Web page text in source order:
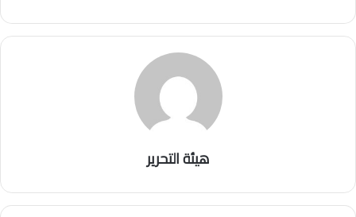
التراث الثقافي وإعادة الكنوز المسروقة إلى موطنها”.
وأشار الخير الله الى أنه “التقى رئيس متحف
المتروبوليتان ماكس هولين، وبحث معه تأسيس شراكة
استراتيجية بين المتحف الوطني العراقي والمتحف
المتروبوليتان، تشمل توظيف أحدث التقنيات لتعزيز تجربة
المتاحف العراقية، وفتح آفاق جديدة للتعاون الثقافي
الساحة العالمية”.
هيئة التحرير